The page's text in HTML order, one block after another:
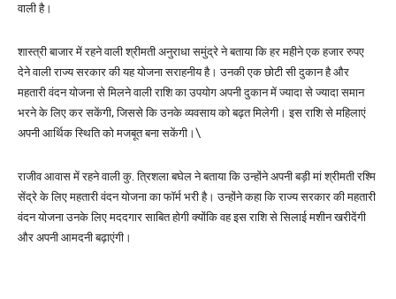
वाली है।
शास्त्री बाजार में रहने वाली श्रीमती अनुराधा समुंद्रे ने बताया कि हर महीने एक हजार रुपए
देने वाली राज्य सरकार की यह योजना सराहनीय है। उनकी एक छोटी सी दुकान है और
महतारी वंदन योजना से मिलने वाली राशि का उपयोग अपनी दुकान में ज्यादा से ज्यादा समान
भरने के लिए कर सकेंगी, जिससे कि उनके व्यवसाय को बढ़त मिलेगी। इस राशि से महिलाएं
अपनी आर्थिक स्थिति को मजबूत बना सकेंगी।\
राजीव आवास में रहने वाली कु. त्रिशला बघेल ने बताया कि उन्होंने अपनी बड़ी मां श्रीमती रश्मि
सेंद्रे के लिए महतारी वंदन योजना का फॉर्म भरी है। उन्होंने कहा कि राज्य सरकार की महतारी
वंदन योजना उनके लिए मददगार साबित होगी क्योंकि वह इस राशि से सिलाई मशीन खरीदेंगी
और अपनी आमदनी बढ़ाएंगी।